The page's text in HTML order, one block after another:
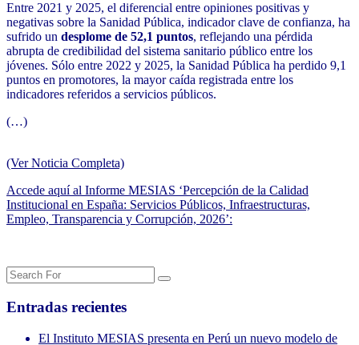
Entre 2021 y 2025, el diferencial entre opiniones positivas y
negativas sobre la Sanidad Pública, indicador clave de confianza, ha
sufrido un desplome de 52,1 puntos, reflejando una pérdida
abrupta de credibilidad del sistema sanitario público entre los
jóvenes. Sólo entre 2022 y 2025, la Sanidad Pública ha perdido 9,1
puntos en promotores, la mayor caída registrada entre los
indicadores referidos a servicios públicos.
(…)
(Ver Noticia Completa)
Accede aquí al Informe MESIAS ‘Percepción de la Calidad
Institucional en España: Servicios Públicos, Infraestructuras,
Empleo, Transparencia y Corrupción, 2026’:
Entradas recientes
El Instituto MESIAS presenta en Perú un nuevo modelo de